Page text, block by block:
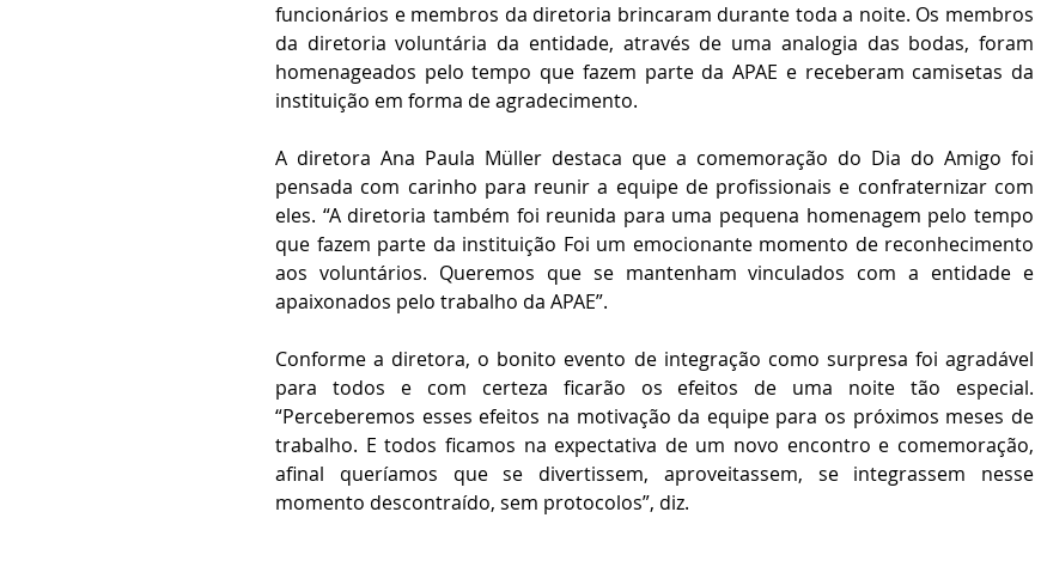
funcionários e membros da diretoria brincaram durante toda a noite. Os membros
da diretoria voluntária da entidade, através de uma analogia das bodas, foram
homenageados pelo tempo que fazem parte da APAE e receberam camisetas da
instituição em forma de agradecimento.
A diretora Ana Paula Müller destaca que a comemoração do Dia do Amigo foi
pensada com carinho para reunir a equipe de profissionais e confraternizar com
eles. “A diretoria também foi reunida para uma pequena homenagem pelo tempo
que fazem parte da instituição Foi um emocionante momento de reconhecimento
aos voluntários. Queremos que se mantenham vinculados com a entidade e
apaixonados pelo trabalho da APAE”.
Conforme a diretora, o bonito evento de integração como surpresa foi agradável
para todos e com certeza ficarão os efeitos de uma noite tão especial.
“Perceberemos esses efeitos na motivação da equipe para os próximos meses de
trabalho. E todos ficamos na expectativa de um novo encontro e comemoração,
afinal queríamos que se divertissem, aproveitassem, se integrassem nesse
momento descontraído, sem protocolos”, diz.